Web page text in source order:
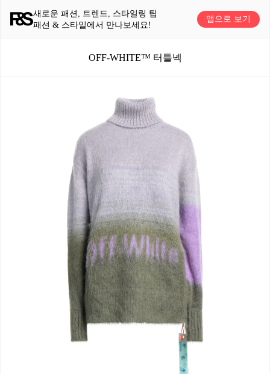
새로운 패션, 트렌드, 스타일링 팁
패션 & 스타일에서 만나보세요!
앱으로 보기
OFF-WHITE™ 터틀넥